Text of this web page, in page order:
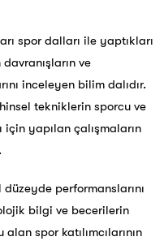
spor dalları ile yaptıkları
ve
inceleyen bilim dalıdır.
tekniklerin sporcu ve
yapılan çalışmaların
performanslarını
bilgi ve becerilerin
alan spor katılımcılarının